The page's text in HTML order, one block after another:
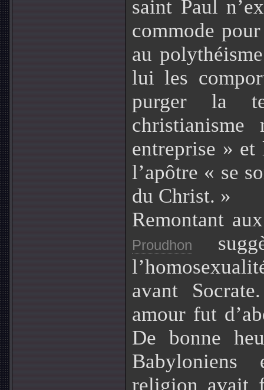
saint Paul
commode
au
lui les
purger la
christianisme
entreprise » et
l’apôtre « se
du Christ. »
Remontant
Proudhon
avant
amour fut
De bonne
religion avait